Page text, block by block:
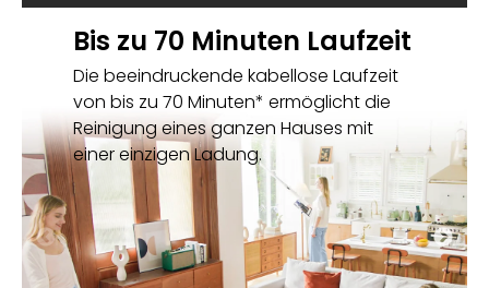
Bis zu 70 Minuten Laufzeit
Die beeindruckende kabellose Laufzeit
von bis zu 70 Minuten* ermöglicht die
Reinigung eines ganzen Hauses mit
einer einzigen Ladung.